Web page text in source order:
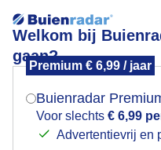
Welkom bij
gaan?
Premium € 6,99 / jaar
Buienradar
Voor slechts € 6,99
Advertentievrij en
Mooi uitzicht over Altea
Vanmorgen af en toe
Mogen we je